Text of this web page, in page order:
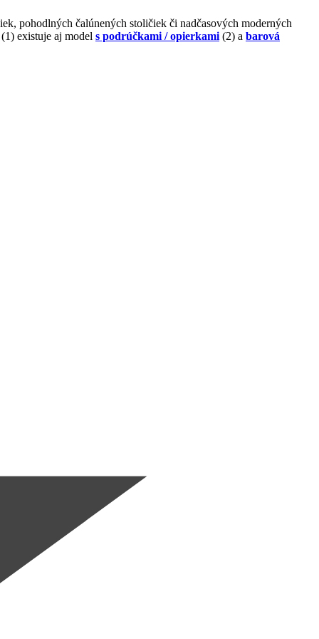
pohodlných čalúnených stoličiek či nadčasových moderných
existuje aj model s podrúčkami / opierkami (2) a barová